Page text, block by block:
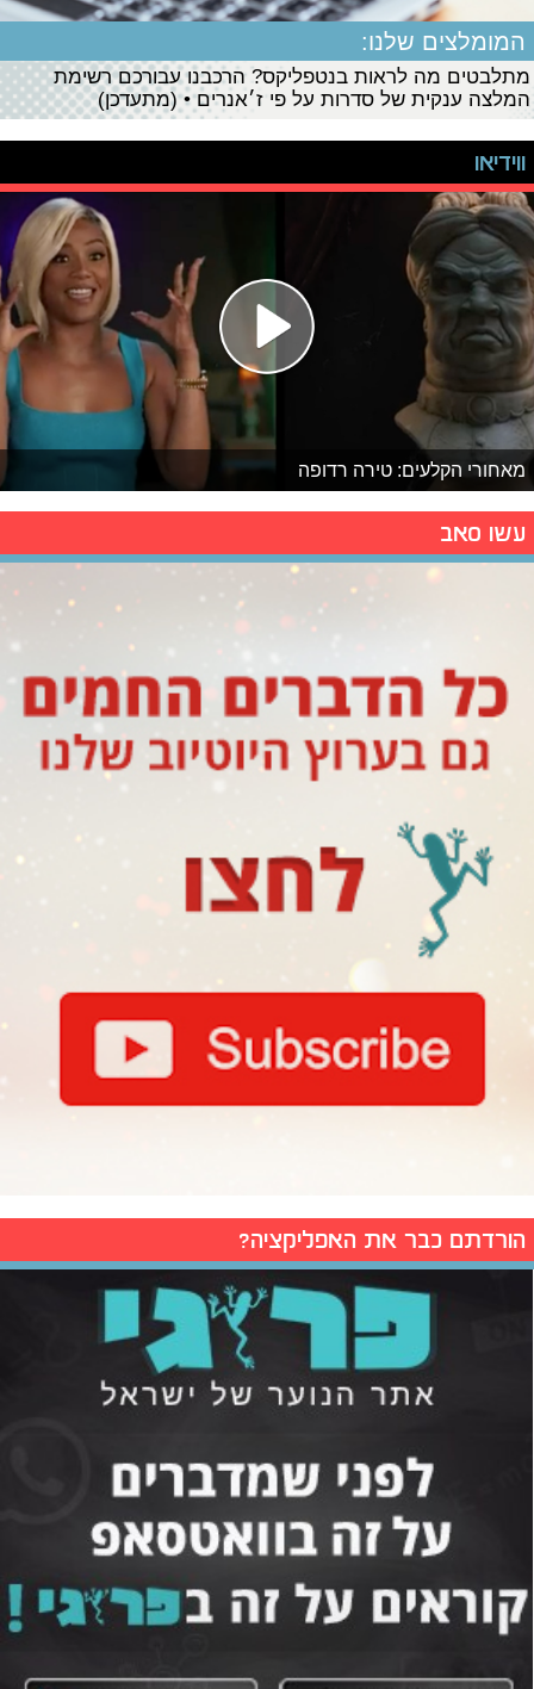
המומלצים שלנו:
מתלבטים מה לראות בנטפליקס? הרכבנו עבורכם רשימת
המלצה ענקית של סדרות על פי ז׳אנרים • (מתעדכן)
ווידיאו
מאחורי הקלעים: טירה רדופה
עשו סאב
הורדתם כבר את האפליקציה?